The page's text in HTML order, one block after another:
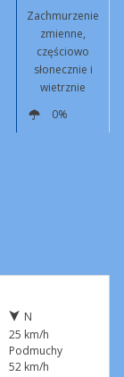
Zachmurzenie
zmienne,
częściowo
słonecznie i
wietrznie
0%
N
25 km/h
Podmuchy
52 km/h